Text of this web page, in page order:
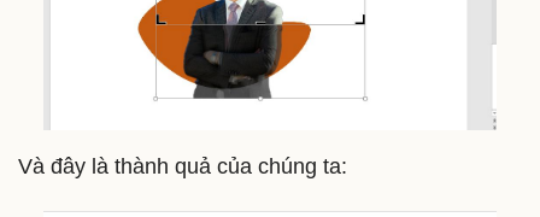
Và đây là thành quả của chúng ta: